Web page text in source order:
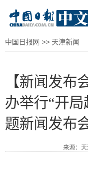
中国日报网 >> 天津新闻
【新闻发布
办举行“开局
题新闻发布
来源：